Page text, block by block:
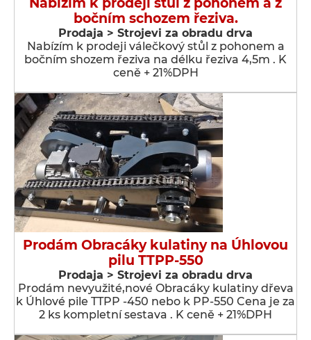
bočním schozem řeziva.
Prodaja > Strojevi za obradu drva
Nabízím k prodeji válečkový stůl z pohonem a
bočním shozem řeziva na délku řeziva 4,5m . K
ceně + 21%DPH
Prodám Obracáky kulatiny na Úhlovou
pilu TTPP-550
Prodaja > Strojevi za obradu drva
Prodám nevyužité,nové Obracáky kulatiny dřeva
k Úhlové pile TTPP -450 nebo k PP-550 Cena je za
2 ks kompletní sestava . K ceně + 21%DPH